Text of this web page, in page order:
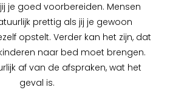
je goed voorbereiden. Mensen
prettig als jij je gewoon
opstelt. Verder kan het zijn, dat
naar bed moet brengen.
af van de afspraken, wat het
geval is.